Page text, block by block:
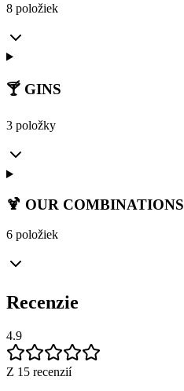
8 položiek
🍸 GINS
3 položky
🍹 OUR COMBINATIONS
6 položiek
Recenzie
4.9
Z 15 recenzií